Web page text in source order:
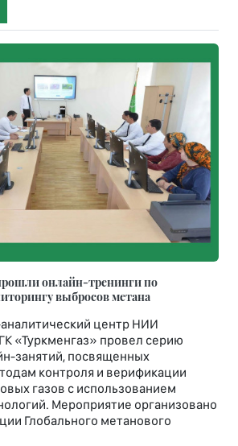
онлайн-тренинги по
выбросов метана
центр НИИ
«Туркменгаз» провел серию
занятий, посвященных
контроля и верификации
газов с использованием
Мероприятие организовано
Глобального метанового